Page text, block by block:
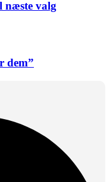
næste valg
dem”